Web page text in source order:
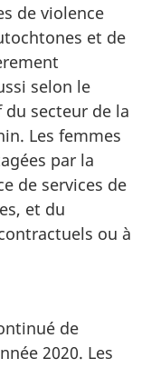
de violence
et de
selon le
du secteur de la
Les femmes
par la
de services de
et du
ou à
de
2020. Les